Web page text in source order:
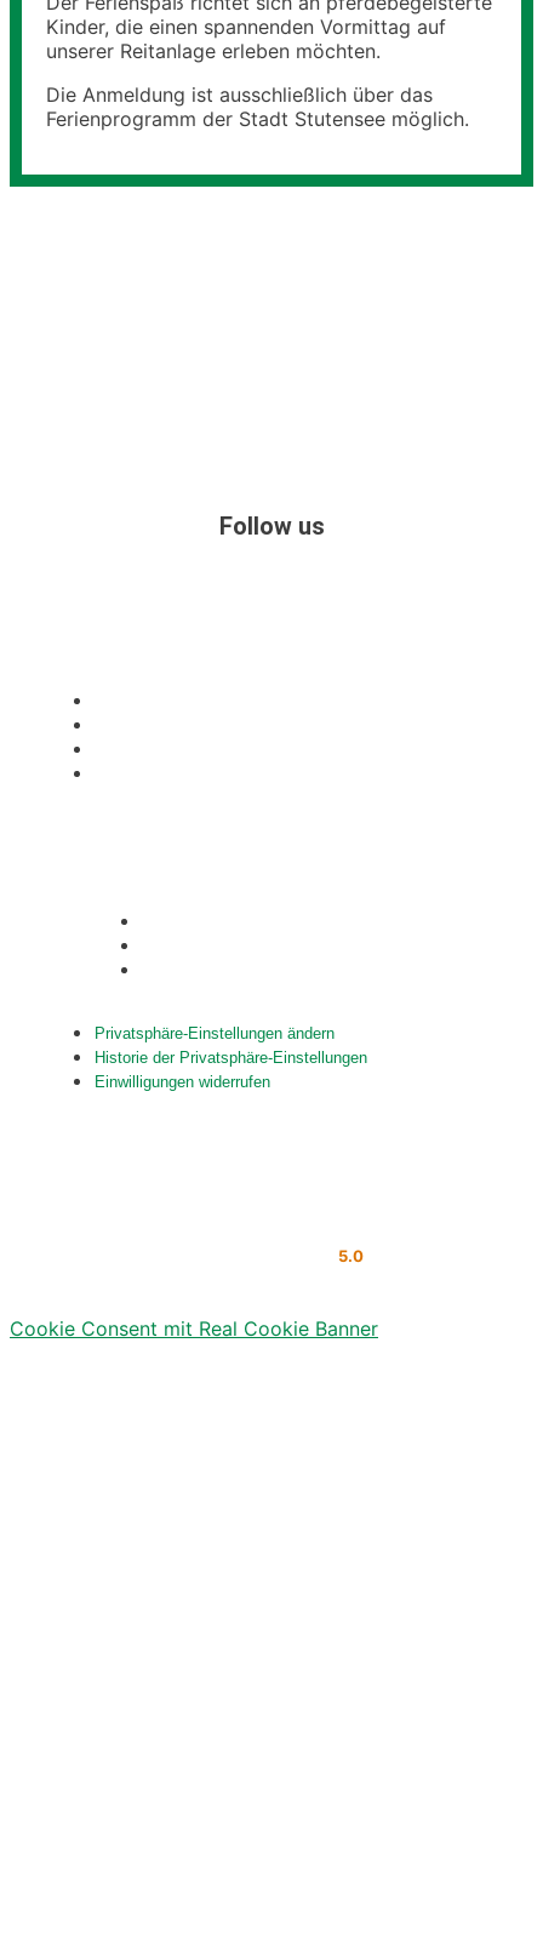
Kinder, die einen spannenden Vormittag auf
unserer Reitanlage erleben möchten.
Die Anmeldung ist ausschließlich über das
Ferienprogramm der Stadt Stutensee möglich.
Follow us
Privatsphäre-Einstellungen ändern
Historie der Privatsphäre-Einstellungen
Einwilligungen widerrufen
5.0
Cookie Consent mit Real Cookie Banner